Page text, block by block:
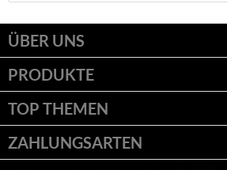
ÜBER UNS
PRODUKTE
TOP THEMEN
ZAHLUNGSARTEN